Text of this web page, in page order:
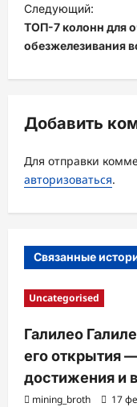
г
а
я
з
а
п
и
Следующий:
ТОП-7 колонн для
обезжелезивания
Добавить
Для отправки
авторизоваться.
Связанные
Uncategorised
Галилео
его открытия
достижения и
mining_broth 17